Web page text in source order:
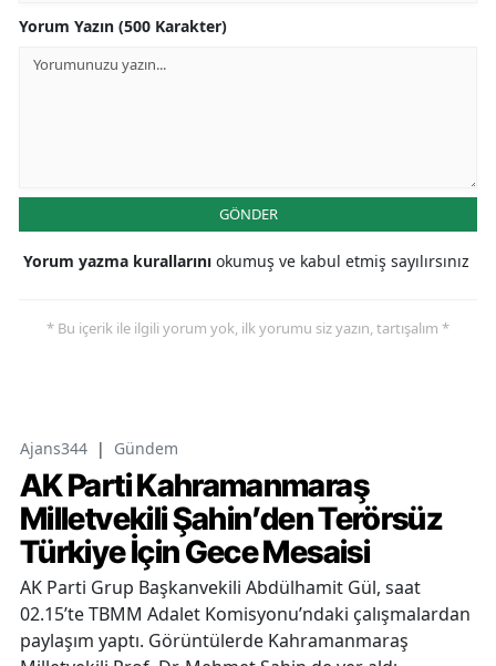
Yorum Yazın (500 Karakter)
GÖNDER
Yorum yazma kurallarını okumuş ve kabul etmiş sayılırsınız
* Bu içerik ile ilgili yorum yok, ilk yorumu siz yazın, tartışalım *
Ajans344 | Gündem
AK Parti Kahramanmaraş
Milletvekili Şahin’den Terörsüz
Türkiye İçin Gece Mesaisi
AK Parti Grup Başkanvekili Abdülhamit Gül, saat
02.15’te TBMM Adalet Komisyonu’ndaki çalışmalardan
paylaşım yaptı. Görüntülerde Kahramanmaraş